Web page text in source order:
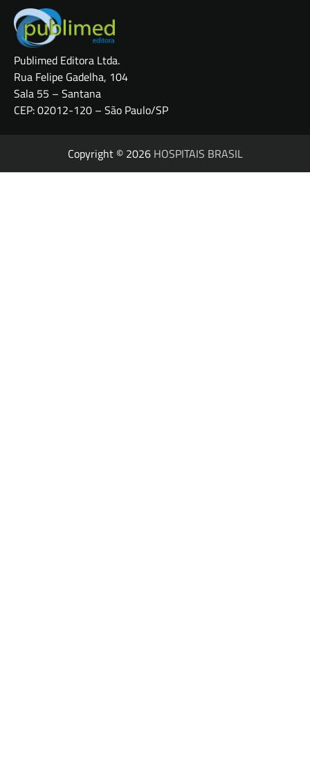
Publimed Editora Ltda.
Rua Felipe Gadelha, 104
Sala 55 – Santana
CEP: 02012-120 – São Paulo/SP
Copyright © 2026 HOSPITAIS BRASIL